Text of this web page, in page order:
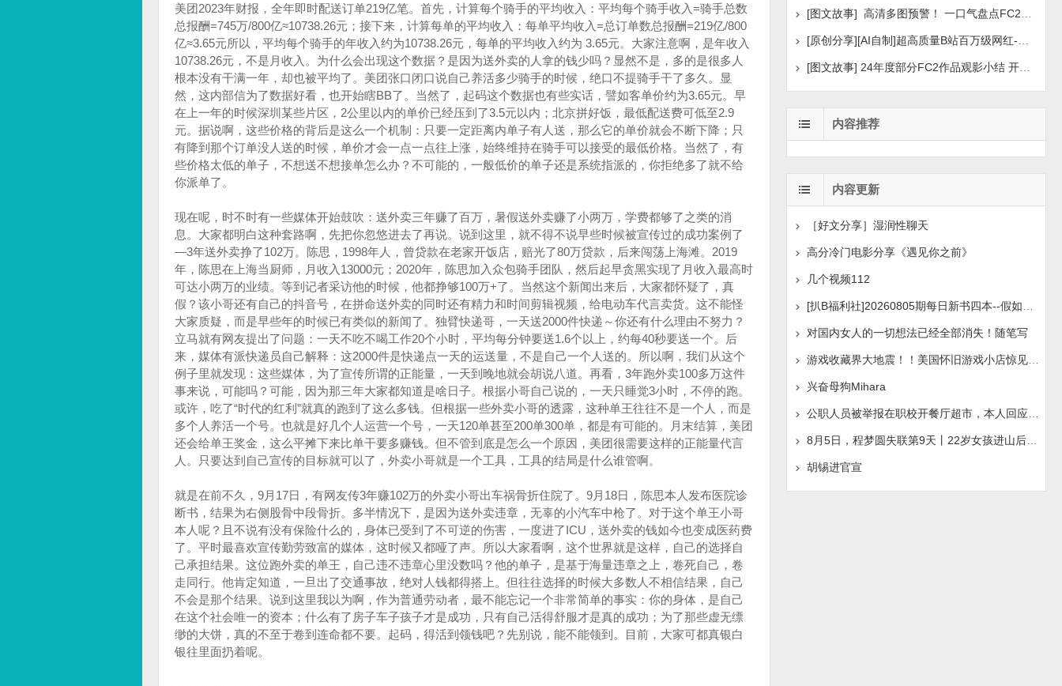
美团2023年财报，全年即时配送订单219亿笔。首先，计算每个骑手的平均收入：平均每个骑手收入=骑手总数
总报酬=745万/800亿≈10738.26元；接下来，计算每单的平均收入：每单平均收入=总订单数总报酬=219亿/800
亿≈3.65元所以，平均每个骑手的年收入约为10738.26元，每单的平均收入约为 3.65元。大家注意啊，是年收入
10738.26元，不是月收入。为什么会出现这个数据？是因为送外卖的人拿的钱少吗？显然不是，多的是很多人
根本没有干满一年，却也被平均了。美团张口闭口说自己养活多少骑手的时候，绝口不提骑手干了多久。显
然，这内部信为了数据好看，也开始瞎BB了。当然了，起码这个数据也有些实话，譬如客单价约为3.65元。早
在上一年的时候深圳某些片区，2公里以内的单价已经压到了3.5元以内；北京拼好饭，最低配送费可低至2.9
元。据说啊，这些价格的背后是这么一个机制：只要一定距离内单子有人送，那么它的单价就会不断下降；只
有降到那个订单没人送的时候，单价才会一点一点往上涨，始终维持在骑手可以接受的最低价格。当然了，有
些价格太低的单子，不想送不想接单怎么办？不可能的，一般低价的单子还是系统指派的，你拒绝多了就不给
你派单了。
现在呢，时不时有一些媒体开始鼓吹：送外卖三年赚了百万，暑假送外卖赚了小两万，学费都够了之类的消
息。大家都明白这种套路啊，先把你忽悠进去了再说。说到这里，就不得不说早些时候被宣传过的成功案例了
—3年送外卖挣了102万。‍‍‍‍‍陈思，1998年人，曾贷款在老家开饭店，赔光了80万贷款，后来闯荡上海滩。2019
年，陈思在上海当厨师，月收入13000元；2020年，陈思加入众包骑手团队，然后起早贪黑实现了月收入最高时
可达小两万的业绩。等到记者采访他的时候，他都挣够100万+了。当然这个新闻出来后，大家都怀疑了，真
假？该小哥还有自己的抖音号，在拼命送外卖的同时还有精力和时间剪辑视频，给电动车代言卖货。这不能怪
大家质疑，而是早些年的时候已有类似的新闻了。独臂快递哥，一天送2000件快递～你还有什么理由不努力？
立马就有网友提出了问题：一天不吃不喝工作20个小时，平均每分钟要送1.6个以上，约每40秒要送一个。后
来，媒体有派快递员自己解释：这2000件是快递点一天的运送量，不是自己一个人送的。所以啊，我们从这个
例子里就发现：这些媒体，为了宣传所谓的正能量，一天到晚地就会胡说八道。再看，3年跑外卖100多万这件
事来说，可能吗？可能，因为那三年大家都知道是啥日子。‍根据小哥自己说的，一天只睡觉3小时，不停的跑。
或许，吃了“时代的红利”就真的跑到了这么多钱。但根据一些外卖小哥的透露，这种单王往往不是一个人，而是
多个人养活一个号。也就是好几个人运营一个号，一天120单甚至200单300单，都是有可能的。月末结算，美团
还会给单王奖金，这么平摊下来比单干要多赚钱。但不管到底是怎么一个原因，美团很需要这样的正能量代言
人。只要达到自己宣传的目标就可以了，外卖小哥就是一个工具，工具的结局是什么谁管啊。
就是在前不久，9月17日，有网友传3年赚102万的外卖小哥出车祸骨折住院了。9月18日，陈思本人发布医院诊
断书，结果为右侧股骨中段骨折。多半情况下，是因为送外卖违章，无辜的小汽车中枪了。对于这个单王小哥
本人呢？且不说有没有保险什么的，身体已受到了不可逆的伤害，一度进了ICU，送外卖的钱如今也变成医药费
了。平时最喜欢宣传勤劳致富的媒体，这时候又都哑了声。所以大家看啊，这个世界就是这样，自己的选择自
己承担结果。这位跑外卖的单王，自己违不违章心里没数吗？他的单子，是基于海量违章之上，卷死自己，卷
走同行。‍‍‍他肯定知道，一旦出了交通事故，绝对人钱都得搭上。但往往选择的时候大多数人不相信结果，自己
不会是那个结果。说到这里我以为啊，作为普通劳动者，最不能忘记一个非常简单的事实：你的身体，是自己
在这个社会唯一的资本；什么有了房子车子孩子才是成功，只有自己活得舒服才是真的成功；为了那些虚无缥
缈的大饼，真的不至于卷到连命都不要。‍‍‍‍‍‍起码，得活到领钱吧？先别说，能不能领到。目前，大家可都真银白
银往里面扔着呢。
[图文故事] 24年度部分FC2作品观影小结 开年王炸后续
内容推荐
内容更新
［好文分享］湿润性聊天
高分冷门电影分享《遇见你之前》
几个视频112
对国内女人的一切想法已经全部消失！随笔写
游戏收藏界大地震！！美国怀旧游戏小店惊见 97 片未公开版
兴奋母狗Mihara
8月5日，程梦圆失联第9天丨22岁女孩进山后人间蒸发，手机
胡锡进官宣